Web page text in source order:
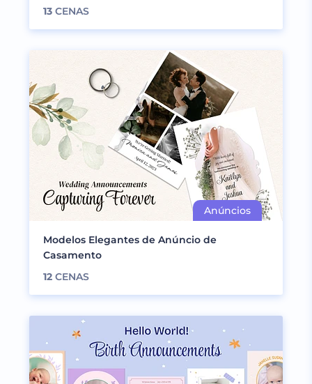
13 CENAS
Modelos Elegantes de Anúncio de
Casamento
12 CENAS